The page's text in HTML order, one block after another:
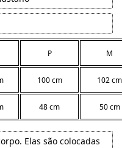
P M
100 cm 102 cm
48 cm 50 cm
Elas são colocadas